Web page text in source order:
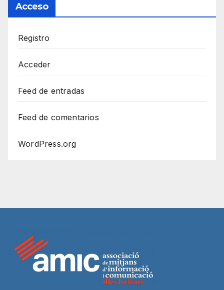
Acceso
Registro
Acceder
Feed de entradas
Feed de comentarios
WordPress.org